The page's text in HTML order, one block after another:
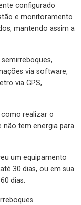
configurado
e monitoramento
mantendo assim a
via software,
via GPS,
como realizar o
não tem energia para
um equipamento
30 dias, ou em sua
dias.